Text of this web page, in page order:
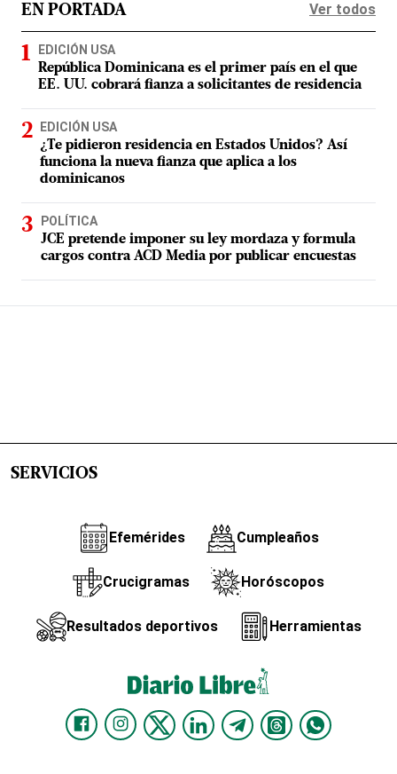
EN PORTADA Ver todos
EDICIÓN USA
República Dominicana es el primer país en el que
EE. UU. cobrará fianza a solicitantes de residencia
EDICIÓN USA
¿Te pidieron residencia en Estados Unidos? Así
funciona la nueva fianza que aplica a los
dominicanos
POLÍTICA
JCE pretende imponer su ley mordaza y formula
cargos contra ACD Media por publicar encuestas
SERVICIOS
Efemérides Cumpleaños
Crucigramas Horóscopos
Resultados deportivos Herramientas